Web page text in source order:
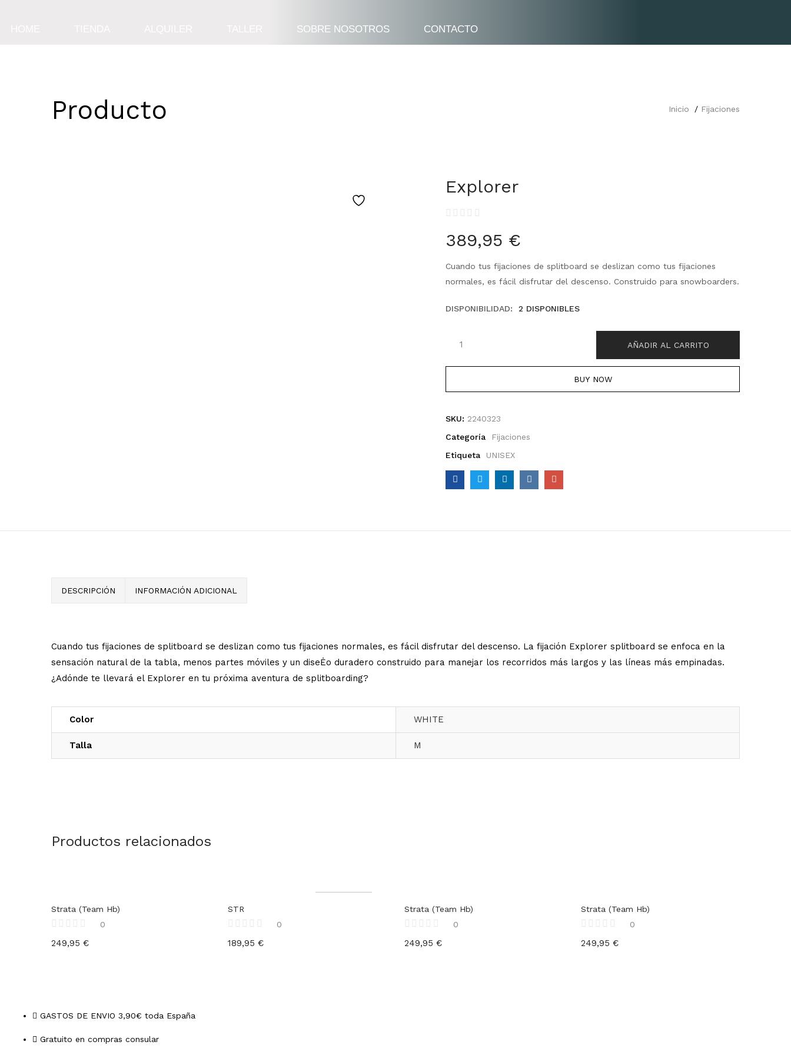
SOBRE NOSOTROS CONTACTO
Inicio Fijaciones
Producto
Explorer
389,95 €
Cuando tus fijaciones de splitboard se deslizan como tus fijaciones
normales, es fácil disfrutar del descenso. Construido para snowboarders.
DISPONIBILIDAD: 2 DISPONIBLES
AÑADIR AL CARRITO
BUY NOW
SKU: 2240323
Categoría
Fijaciones
Etiqueta
UNISEX
DESCRIPCIÓN INFORMACIÓN ADICIONAL
Cuando tus fijaciones de splitboard se deslizan como tus fijaciones normales, es fácil disfrutar del descenso. La fijación Explorer splitboard se enfoca en la
sensación natural de la tabla, menos partes móviles y un diseĖo duradero construido para manejar los recorridos más largos y las líneas más empinadas.
¿Adónde te llevará el Explorer en tu próxima aventura de splitboarding?
Color WHITE
Talla M
Productos relacionados
Strata (Team Hb)
0
249,95 €
STR
0
189,95 €
Strata (Team Hb)
0
249,95 €
Strata (Team Hb)
0
249,95 €
GASTOS DE ENVIO 3,90€ toda España
Gratuito en compras consular